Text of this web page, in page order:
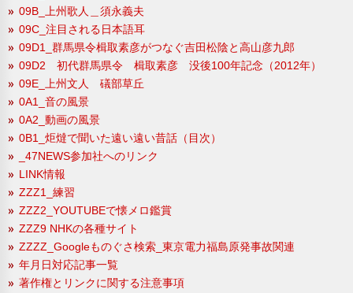
09B_上州歌人＿須永義夫
09C_注目される日本語耳
09D1_群馬県令楫取素彦がつなぐ吉田松陰と高山彦九郎
09D2 初代群馬県令 楫取素彦 没後100年記念（2012年）
09E_上州文人 礒部草丘
0A1_音の風景
0A2_動画の風景
0B1_炬燵で聞いた遠い遠い昔話（目次）
_47NEWS参加社へのリンク
LINK情報
ZZZ1_練習
ZZZ2_YOUTUBEで懐メロ鑑賞
ZZZ9 NHKの各種サイト
ZZZZ_Googleものぐさ検索_東京電力福島原発事故関連
年月日対応記事一覧
著作権とリンクに関する注意事項